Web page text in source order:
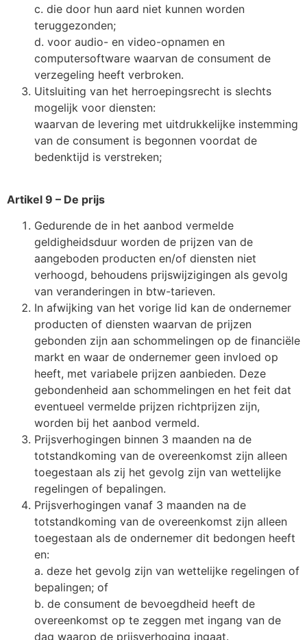
c. die door hun aard niet kunnen worden
teruggezonden;
d. voor audio- en video-opnamen en
computersoftware waarvan de consument de
verzegeling heeft verbroken.
Uitsluiting van het herroepingsrecht is slechts
mogelijk voor diensten:
waarvan de levering met uitdrukkelijke instemming
van de consument is begonnen voordat de
bedenktijd is verstreken;
Artikel 9 – De prijs
Gedurende de in het aanbod vermelde
geldigheidsduur worden de prijzen van de
aangeboden producten en/of diensten niet
verhoogd, behoudens prijswijzigingen als gevolg
van veranderingen in btw-tarieven.
In afwijking van het vorige lid kan de ondernemer
producten of diensten waarvan de prijzen
gebonden zijn aan schommelingen op de financiële
markt en waar de ondernemer geen invloed op
heeft, met variabele prijzen aanbieden. Deze
gebondenheid aan schommelingen en het feit dat
eventueel vermelde prijzen richtprijzen zijn,
worden bij het aanbod vermeld.
Prijsverhogingen binnen 3 maanden na de
totstandkoming van de overeenkomst zijn alleen
toegestaan als zij het gevolg zijn van wettelijke
regelingen of bepalingen.
Prijsverhogingen vanaf 3 maanden na de
totstandkoming van de overeenkomst zijn alleen
toegestaan als de ondernemer dit bedongen heeft
en:
a. deze het gevolg zijn van wettelijke regelingen of
bepalingen; of
b. de consument de bevoegdheid heeft de
overeenkomst op te zeggen met ingang van de
dag waarop de prijsverhoging ingaat.